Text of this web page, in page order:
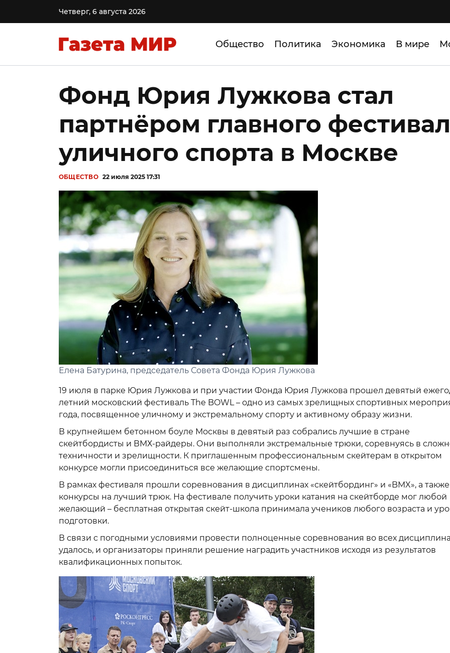
Четверг, 6 августа 2026
Общество Политика Экономика В мире
Фонд Юрия Лужкова стал
партнёром главного
уличного спорта в Москве
ОБЩЕСТВО 22 июля 2025 17:31
Елена Батурина, председатель Совета Фонда Юрия Лужкова
19 июля в парке Юрия Лужкова и при участии Фонда Юрия Лужкова прошел девятый
летний московский фестиваль The BOWL – одно из самых зрелищных спортивных
года, посвященное уличному и экстремальному спорту и активному образу жизни.
В крупнейшем бетонном боуле Москвы в девятый раз собрались лучшие в стране
скейтбордисты и ВМХ-райдеры. Они выполняли экстремальные трюки, соревнуясь в
техничности и зрелищности. К приглашенным профессиональным скейтерам в открытом
конкурсе могли присоединиться все желающие спортсмены.
В рамках фестиваля прошли соревнования в дисциплинах «скейтбординг» и «BMX», а также
конкурсы на лучший трюк. На фестивале получить уроки катания на скейтборде мог любой
желающий – бесплатная открытая скейт-школа принимала учеников любого возраста и
подготовки.
В связи с погодными условиями провести полноценные соревнования во всех
удалось, и организаторы приняли решение наградить участников исходя из результатов
квалификационных попыток.